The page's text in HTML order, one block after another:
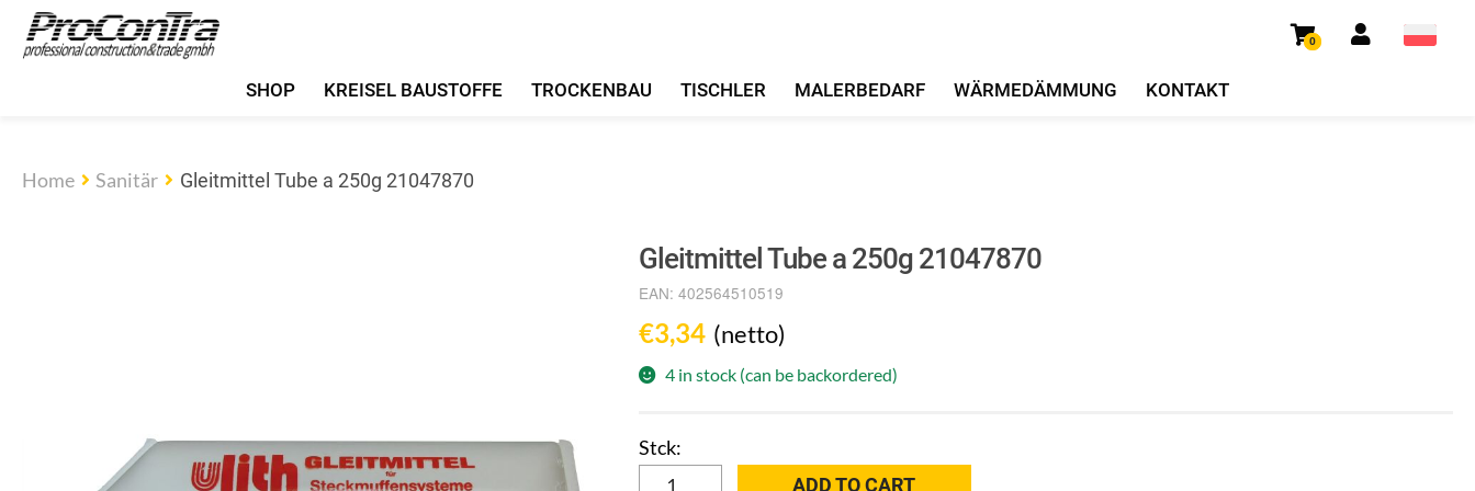
0
SHOP KREISEL BAUSTOFFE TROCKENBAU TISCHLER MALERBEDARF WÄRMEDÄMMUNG KONTAKT
Home Sanitär Gleitmittel Tube a 250g 21047870
Gleitmittel Tube a 250g 21047870
EAN: 402564510519
€3,34 (netto)
4 in stock (can be backordered)
Gleitmittel
ADD TO CART